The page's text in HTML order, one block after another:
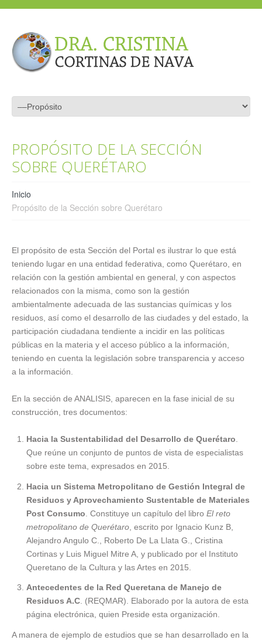
PROPÓSITO DE LA SECCIÓN
SOBRE QUERÉTARO
Inicio
Propósito de la Sección sobre Querétaro
El propósito de esta Sección del Portal es ilustrar lo que está
teniendo lugar en una entidad federativa, como Querétaro, en
relación con la gestión ambiental en general, y con aspectos
relacionados con la misma, como son la gestión
ambientalmente adecuada de las sustancias químicas y los
residuos, así como el desarrollo de las ciudades y del estado, la
participación ciudadana tendiente a incidir en las políticas
públicas en la materia y el acceso público a la información,
teniendo en cuenta la legislación sobre transparencia y acceso
a la información.
En la sección de ANALISIS, aparecen en la fase inicial de su
construcción, tres documentos:
Hacia la Sustentabilidad del Desarrollo de Querétaro
Que reúne un conjunto de puntos de vista de especialistas
sobre este tema, expresados en 2015.
Hacia un Sistema Metropolitano de Gestión Integral de
Residuos y Aprovechamiento Sustentable de Materiales
Post Consumo . Constituye un capítulo del libro El reto
metropolitano de Querétaro , escrito por Ignacio Kunz B,
Alejandro Angulo C., Roberto De La Llata G., Cristina
Cortinas y Luis Miguel Mitre A, y publicado por el Instituto
Queretano de la Cultura y las Artes en 2015.
Antecedentes de la Red Queretana de Manejo de
Residuos A.C . (REQMAR). Elaborado por la autora de esta
página electrónica, quien Preside esta organización.
A manera de ejemplo de estudios que se han desarrollado en la